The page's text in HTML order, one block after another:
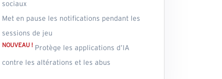
sociaux
Met en pause les notifications pendant les
sessions de jeu
NOUVEAU ! Protège les applications d’IA
contre les altérations et les abus